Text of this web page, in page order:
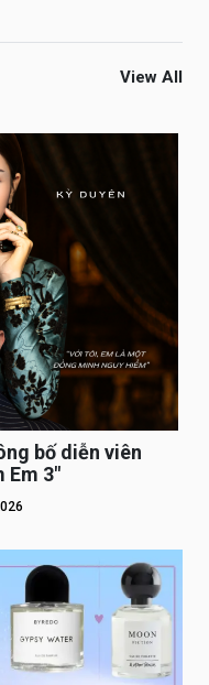
View All
bố diễn viên
Em 3″